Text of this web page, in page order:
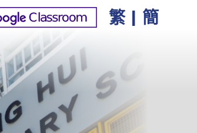
繁 | 簡